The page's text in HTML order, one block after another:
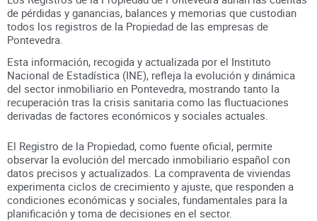
de pérdidas y ganancias, balances y memorias que custodian
todos los registros de la Propiedad de las empresas de
Pontevedra
Esta información, recogida y actualizada por el Instituto
Nacional de Estadística (INE), refleja la evolución y dinámica
del sector inmobiliario en Pontevedra, mostrando tanto la
recuperación tras la crisis sanitaria como las fluctuaciones
derivadas de factores económicos y sociales actuales.
El Registro de la Propiedad, como fuente oficial, permite
observar la evolución del mercado inmobiliario español con
datos precisos y actualizados. La compraventa de viviendas
experimenta ciclos de crecimiento y ajuste, que responden a
condiciones económicas y sociales, fundamentales para la
planificación y toma de decisiones en el sector.